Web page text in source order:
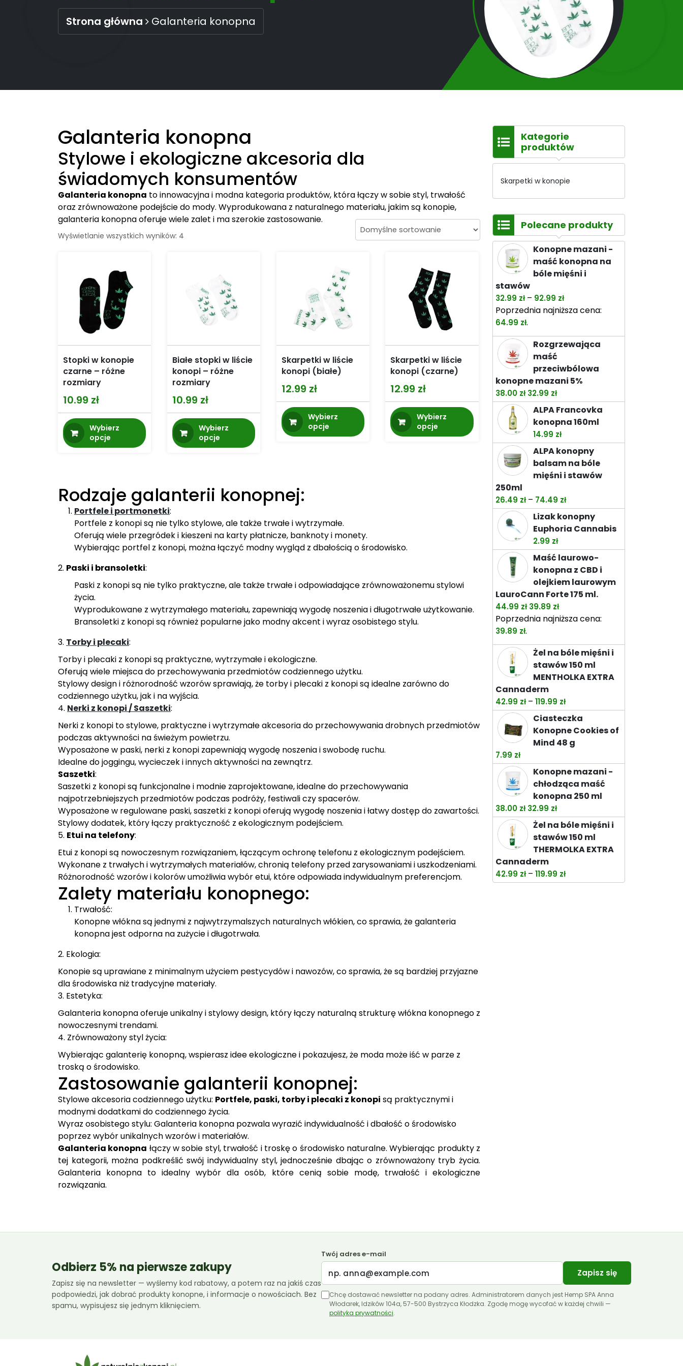
Strona główna Galanteria konopna
Galanteria konopna
Stylowe i ekologiczne akcesoria dla
świadomych konsumentów
Galanteria konopna to innowacyjna i modna kategoria produktów, która łączy w sobie styl, trwałość
oraz zrównoważone podejście do mody. Wyprodukowana z naturalnego materiału, jakim są konopie,
galanteria konopna oferuje wiele zalet i ma szerokie zastosowanie.
Wyświetlanie wszystkich wyników: 4
Stopki w konopie
czarne – różne
rozmiary
10.99 zł
Wybierz
opcje
produkt
można
wybrać
na
stronie
produktu
Białe stopki w liście
konopi – różne
rozmiary
10.99 zł
Wybierz
opcje
produkt
można
wybrać
na
stronie
produktu
Skarpetki w liście
konopi (białe)
12.99 zł
Wybierz
opcje
Ten
produkt
produktu
Skarpetki w liście
konopi (czarne)
12.99 zł
Wybierz
opcje
Ten
produkt
wariantów.
można
wybrać
stronie
produktu
Rodzaje galanterii konopnej:
Portfele i portmonetki:
Portfele z konopi są nie tylko stylowe, ale także trwałe i wytrzymałe.
Oferują wiele przegródek i kieszeni na karty płatnicze, banknoty i monety.
Wybierając portfel z konopi, można łączyć modny wygląd z dbałością o środowisko.
2. Paski i bransoletki:
Paski z konopi są nie tylko praktyczne, ale także trwałe i odpowiadające zrównoważonemu stylowi
życia.
Wyprodukowane z wytrzymałego materiału, zapewniają wygodę noszenia i długotrwałe użytkowanie.
Bransoletki z konopi są również popularne jako modny akcent i wyraz osobistego stylu.
3. Torby i plecaki:
Torby i plecaki z konopi są praktyczne, wytrzymałe i ekologiczne.
Oferują wiele miejsca do przechowywania przedmiotów codziennego użytku.
Stylowy design i różnorodność wzorów sprawiają, że torby i plecaki z konopi są idealne zarówno do
codziennego użytku, jak i na wyjścia.
4. Nerki z konopi / Saszetki:
Nerki z konopi to stylowe, praktyczne i wytrzymałe akcesoria do przechowywania drobnych przedmiotów
podczas aktywności na świeżym powietrzu.
Wyposażone w paski, nerki z konopi zapewniają wygodę noszenia i swobodę ruchu.
Idealne do joggingu, wycieczek i innych aktywności na zewnątrz.
Saszetki:
Saszetki z konopi są funkcjonalne i modnie zaprojektowane, idealne do przechowywania
najpotrzebniejszych przedmiotów podczas podróży, festiwali czy spacerów.
Wyposażone w regulowane paski, saszetki z konopi oferują wygodę noszenia i łatwy dostęp do zawartości.
Stylowy dodatek, który łączy praktyczność z ekologicznym podejściem.
5. Etui na telefony:
Etui z konopi są nowoczesnym rozwiązaniem, łączącym ochronę telefonu z ekologicznym podejściem.
Wykonane z trwałych i wytrzymałych materiałów, chronią telefony przed zarysowaniami i uszkodzeniami.
Różnorodność wzorów i kolorów umożliwia wybór etui, które odpowiada indywidualnym preferencjom.
Zalety materiału konopnego:
Trwałość:
Konopne włókna są jednymi z najwytrzymalszych naturalnych włókien, co sprawia, że galanteria
konopna jest odporna na zużycie i długotrwała.
2. Ekologia:
Konopie są uprawiane z minimalnym użyciem pestycydów i nawozów, co sprawia, że są bardziej przyjazne
dla środowiska niż tradycyjne materiały.
3. Estetyka:
Galanteria konopna oferuje unikalny i stylowy design, który łączy naturalną strukturę włókna konopnego z
nowoczesnymi trendami.
4. Zrównoważony styl życia:
Wybierając galanterię konopną, wspierasz idee ekologiczne i pokazujesz, że moda może iść w parze z
troską o środowisko.
Zastosowanie galanterii konopnej:
Stylowe akcesoria codziennego użytku: Portfele, paski, torby i plecaki z konopi są praktycznymi i
modnymi dodatkami do codziennego życia.
Wyraz osobistego stylu: Galanteria konopna pozwala wyrazić indywidualność i dbałość o środowisko
poprzez wybór unikalnych wzorów i materiałów.
Galanteria konopna łączy w sobie styl, trwałość i troskę o środowisko naturalne. Wybierając produkty z
tej kategorii, można podkreślić swój indywidualny styl, jednocześnie dbając o zrównoważony tryb życia.
Galanteria konopna to idealny wybór dla osób, które cenią sobie modę, trwałość i ekologiczne
rozwiązania.
Kategorie
produktów
Skarpetki w konopie
Polecane produkty
Konopne mazani -
maść konopna na
bóle mięśni i
stawów
32.99 zł – 92.99 złZakres
cen:
32.99 zł
do
Poprzednia najniższa cena:
64.99 zł.
Rozgrzewająca
maść
przeciwbólowa
konopne mazani 5%
38.00 zł Pierwotna
cena
wynosiła:
38.00 zł.
32.99 złAktualna
cena
wynosi:
32.99 zł.
ALPA Francovka
konopna 160ml
14.99 zł
ALPA konopny
balsam na bóle
mięśni i stawów
250ml
26.49 zł – 74.49 złZakres
cen:
od
do
74.49 zł
Lizak konopny
Euphoria Cannabis
2.99 zł
Maść laurowo-
konopna z CBD i
olejkiem laurowym
LauroCann Forte 175 ml.
44.99 zł Pierwotna
cena
44.99 zł.
39.89 złAktualna
cena
39.89 zł.
Poprzednia najniższa cena:
39.89 zł.
Żel na bóle mięśni i
stawów 150 ml
MENTHOLKA EXTRA
Cannaderm
42.99 zł – 119.99 złZakres
cen:
od
42.99 zł
do
119.99 zł
Ciasteczka
Konopne Cookies of
Mind 48 g
7.99 zł
Konopne mazani -
chłodząca maść
konopna 250 ml
38.00 zł Pierwotna
cena
wynosiła:
38.00 zł.
32.99 złAktualna
cena
wynosi:
32.99 zł.
Żel na bóle mięśni i
stawów 150 ml
THERMOLKA EXTRA
Cannaderm
42.99 zł – 119.99 złZakres
cen:
Odbierz 5% na pierwsze zakupy
Zapisz się na newsletter — wyślemy kod rabatowy, a potem raz na jakiś czas
podpowiedzi, jak dobrać produkty konopne, i informacje o nowościach. Bez
spamu, wypisujesz się jednym kliknięciem.
Twój adres e-mail
Zapisz się
Chcę dostawać newsletter na podany adres. Administratorem danych jest Hemp SPA Anna
Włodarek, Idzików 104a, 57-500 Bystrzyca Kłodzka. Zgodę mogę wycofać w każdej chwili —
polityka prywatności.